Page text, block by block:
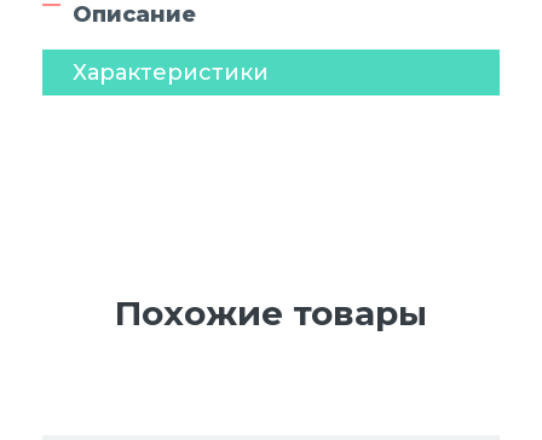
Описание
Характеристики
Похожие товары